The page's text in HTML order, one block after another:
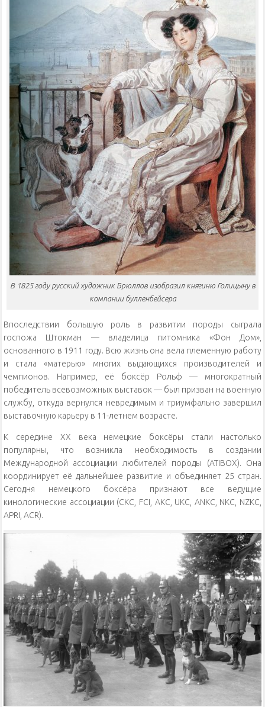
В 1825 году русский художник Брюллов изобразил княгиню Голицыну в
компании булленбейсера
Впоследствии большую роль в развитии породы сыграла
госпожа Штокман — владелица питомника «Фон Дом»,
основанного в 1911 году. Всю жизнь она вела племенную работу
и стала «матерью» многих выдающихся производителей и
чемпионов. Например, её боксёр Рольф — многократный
победитель всевозможных выставок — был призван на военную
службу, откуда вернулся невредимым и триумфально завершил
выставочную карьеру в 11-летнем возрасте.
К середине XX века немецкие боксёры стали настолько
популярны, что возникла необходимость в создании
Международной ассоциации любителей породы (ATIBOX). Она
координирует её дальнейшее развитие и объединяет 25 стран.
Сегодня немецкого боксёра признают все ведущие
кинологические ассоциации (CKC, FCI, AKC, UKC, ANKC, NKC, NZKC,
APRI, ACR).